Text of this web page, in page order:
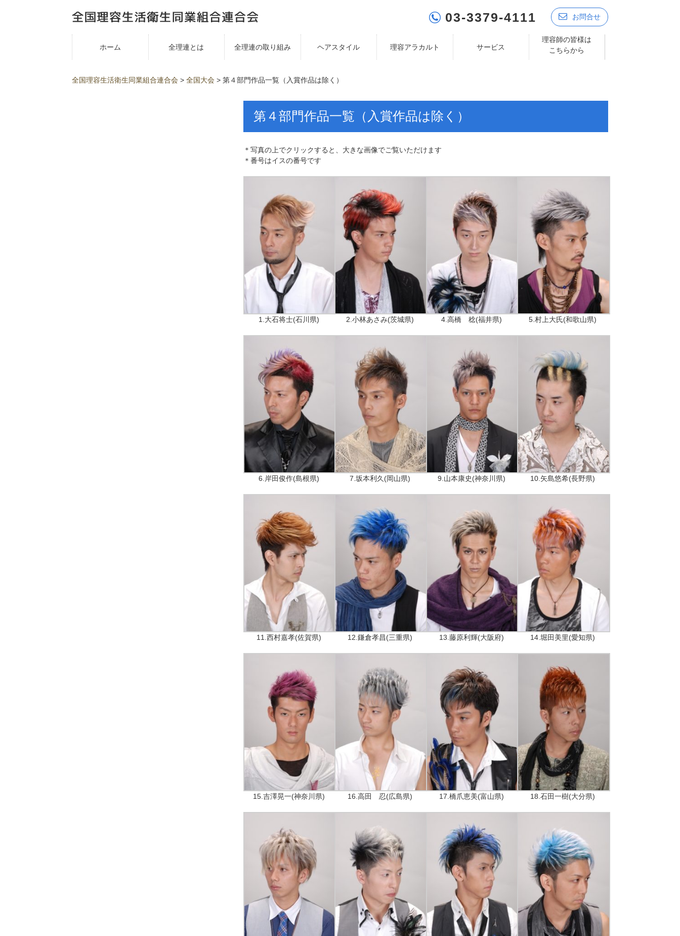
03-3379-4111 お問合せ
ホーム 全理連とは 全理連の取り組み ヘアスタイル 理容アラカルト サービス
理容師の皆様は
こちらから
全国理容生活衛生同業組合連合会 > 全国大会 > 第４部門作品一覧（入賞作品は除く）
第４部門作品一覧（入賞作品は除く）
＊写真の上でクリックすると、大きな画像でご覧いただけます
＊番号はイスの番号です
1.大石将士(石川県) 2.小林あさみ(茨城県) 4.高橋 稔(福井県) 5.村上大氏(和歌山県)
6.岸田俊作(島根県) 7.坂本利久(岡山県) 9.山本康史(神奈川県) 10.矢島悠希(長野県)
11.西村嘉孝(佐賀県) 12.鎌倉孝昌(三重県) 13.藤原利輝(大阪府) 14.堀田美里(愛知県)
15.吉澤晃一(神奈川県) 16.高田 忍(広島県) 17.橋爪恵美(富山県) 18.石田一樹(大分県)